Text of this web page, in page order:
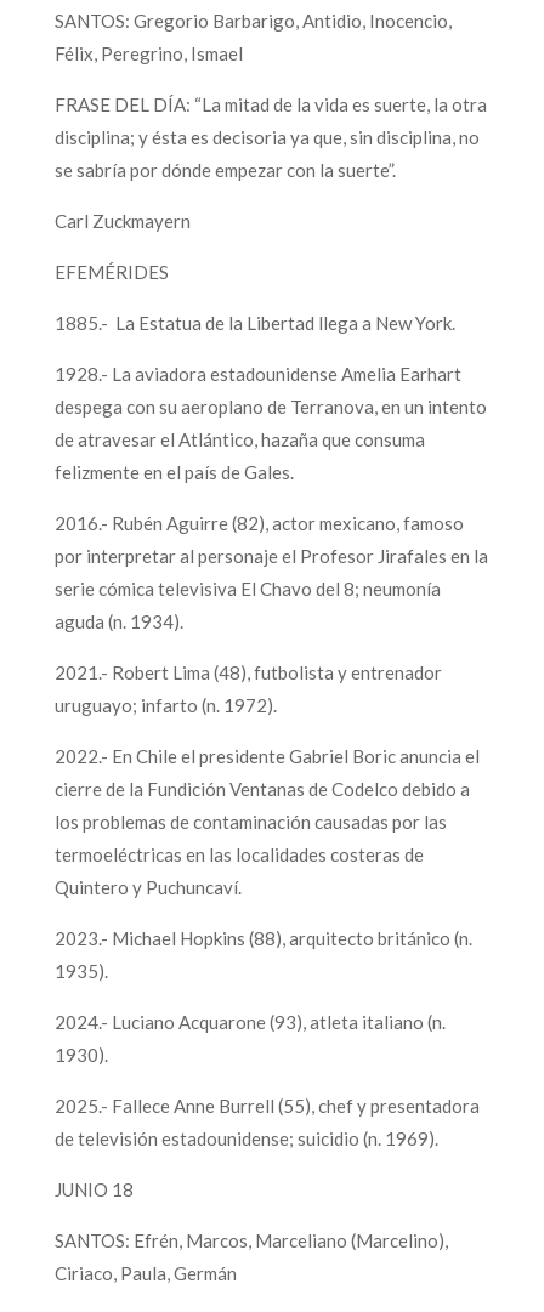
SANTOS: Gregorio Barbarigo, Antidio, Inocencio,
Félix, Peregrino, Ismael
FRASE DEL DÍA: “La mitad de la vida es suerte, la otra
disciplina; y ésta es decisoria ya que, sin disciplina, no
se sabría por dónde empezar con la suerte”.
Carl Zuckmayern
EFEMÉRIDES
1885.- La Estatua de la Libertad llega a New York.
1928.- La aviadora estadounidense Amelia Earhart
despega con su aeroplano de Terranova, en un intento
de atravesar el Atlántico, hazaña que consuma
felizmente en el país de Gales.
2016.- Rubén Aguirre (82), actor mexicano, famoso
por interpretar al personaje el Profesor Jirafales en la
serie cómica televisiva El Chavo del 8; neumonía
aguda (n. 1934).
2021.- Robert Lima (48), futbolista y entrenador
uruguayo; infarto (n. 1972).
2022.- En Chile el presidente Gabriel Boric anuncia el
cierre de la Fundición Ventanas de Codelco debido a
los problemas de contaminación causadas por las
termoeléctricas en las localidades costeras de
Quintero y Puchuncaví.
2023.- Michael Hopkins (88), arquitecto británico (n.
1935).
2024.- Luciano Acquarone (93), atleta italiano (n.
1930).
2025.- Fallece Anne Burrell (55), chef y presentadora
de televisión estadounidense; suicidio (n. 1969).
JUNIO 18
SANTOS: Efrén, Marcos, Marceliano (Marcelino),
Ciriaco, Paula, Germán